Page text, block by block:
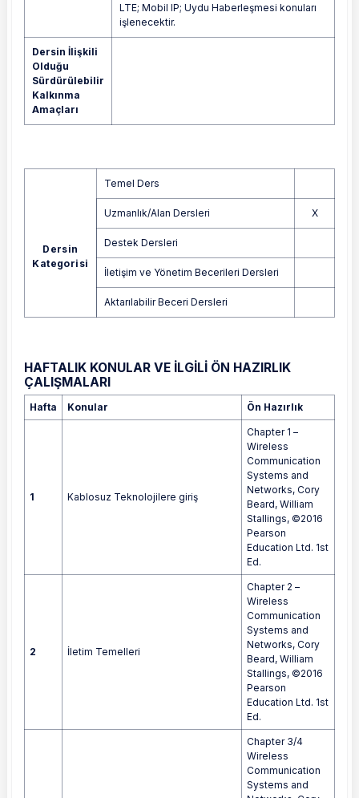
LTE; Mobil IP; Uydu Haberleşmesi konuları
işlenecektir.
Dersin İlişkili
Olduğu
Sürdürülebilir
Kalkınma
Amaçları
Dersin
Kategorisi
Temel Ders
Uzmanlık/Alan Dersleri X
Destek Dersleri
İletişim ve Yönetim Becerileri Dersleri
Aktarılabilir Beceri Dersleri
HAFTALIK KONULAR VE İLGİLİ ÖN HAZIRLIK
ÇALIŞMALARI
Hafta Konular Ön Hazırlık
1 Kablosuz Teknolojilere giriş
Chapter 1 –
Wireless
Communication
Systems and
Networks, Cory
Beard, William
Stallings, ©2016
Pearson
Education Ltd. 1st
Ed.
2 İletim Temelleri
Chapter 2 –
Wireless
Communication
Systems and
Networks, Cory
Beard, William
Stallings, ©2016
Pearson
Education Ltd. 1st
Ed.
Chapter 3/4
Wireless
Communication
Systems and